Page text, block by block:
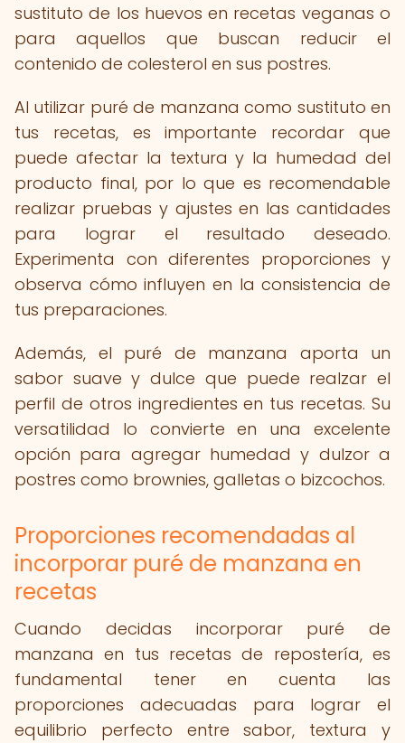
sustituto de los huevos en recetas veganas o
para aquellos que buscan reducir el
contenido de colesterol en sus postres.
Al utilizar puré de manzana como sustituto en
tus recetas, es importante recordar que
puede afectar la textura y la humedad del
producto final, por lo que es recomendable
realizar pruebas y ajustes en las cantidades
para lograr el resultado deseado.
Experimenta con diferentes proporciones y
observa cómo influyen en la consistencia de
tus preparaciones.
Además, el puré de manzana aporta un
sabor suave y dulce que puede realzar el
perfil de otros ingredientes en tus recetas. Su
versatilidad lo convierte en una excelente
opción para agregar humedad y dulzor a
postres como brownies, galletas o bizcochos.
Proporciones recomendadas al
incorporar puré de manzana en
recetas
Cuando decidas incorporar puré de
manzana en tus recetas de repostería, es
fundamental tener en cuenta las
proporciones adecuadas para lograr el
equilibrio perfecto entre sabor, textura y